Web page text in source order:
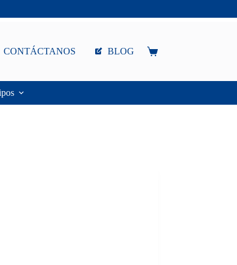
CONTÁCTANOS BLOG
Carro